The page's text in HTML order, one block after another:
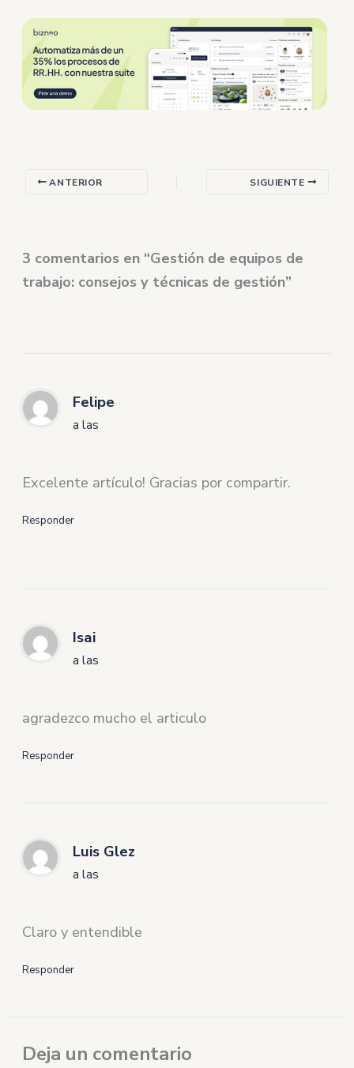
ANTERIOR SIGUIENTE
3 comentarios en “Gestión de equipos de
trabajo: consejos y técnicas de gestión”
Felipe
a las
Excelente artículo! Gracias por compartir.
Responder
Isai
a las
agradezco mucho el articulo
Responder
Luis Glez
a las
Claro y entendible
Responder
Deja un comentario